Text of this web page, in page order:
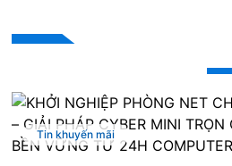
Tin khuyến mãi